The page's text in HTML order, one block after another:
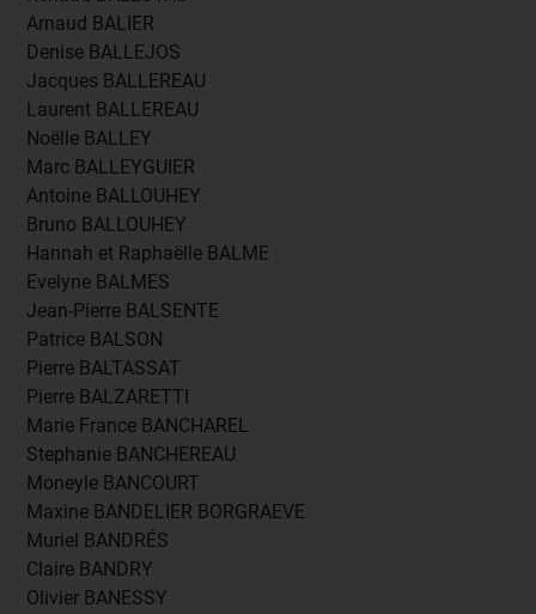
Arnaud BALIER
Denise BALLEJOS
Jacques BALLEREAU
Laurent BALLEREAU
Noëlle BALLEY
Marc BALLEYGUIER
Antoine BALLOUHEY
Bruno BALLOUHEY
Hannah et Raphaëlle BALME
Evelyne BALMES
Jean-Pierre BALSENTE
Patrice BALSON
Pierre BALTASSAT
Pierre BALZARETTI
Marie France BANCHAREL
Stephanie BANCHEREAU
Moneyle BANCOURT
Maxine BANDELIER BORGRAEVE
Muriel BANDRÉS
Claire BANDRY
Olivier BANESSY